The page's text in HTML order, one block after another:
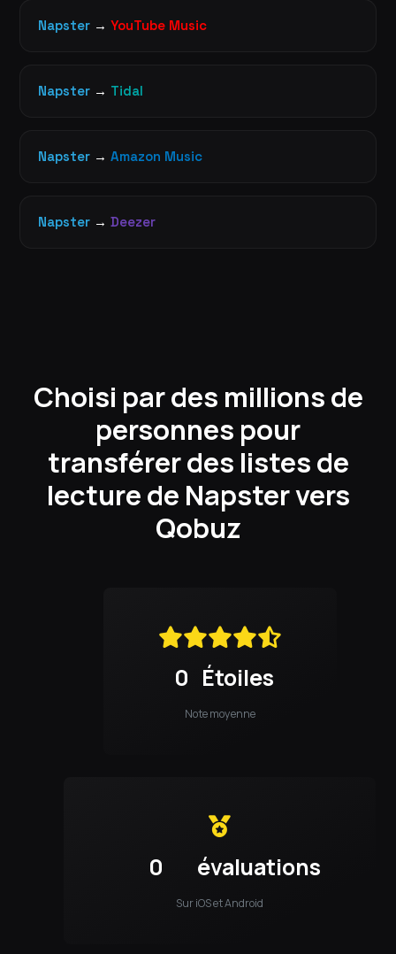
Napster → YouTube Music
Napster → Tidal
Napster → Amazon Music
Napster → Deezer
Choisi par des millions de
personnes pour
transférer des listes de
lecture de Napster vers
Qobuz
0 Étoiles
Note moyenne
0 évaluations
Sur iOS et Android